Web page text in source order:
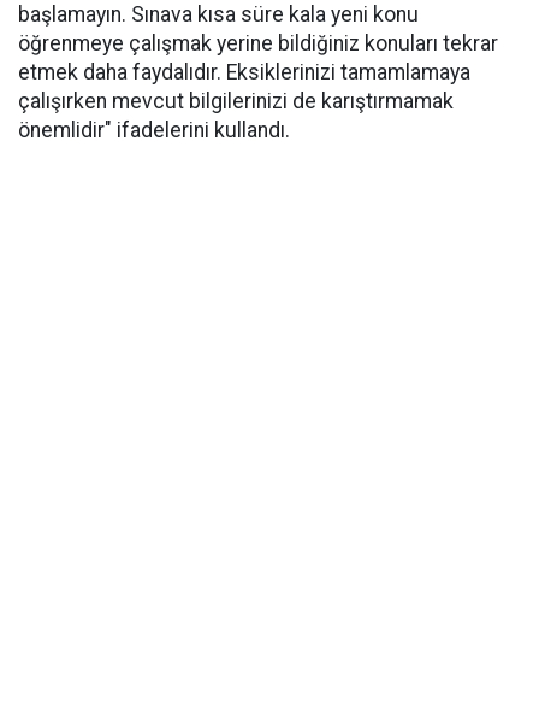
başlamayın. Sınava kısa süre kala yeni konu
öğrenmeye çalışmak yerine bildiğiniz konuları tekrar
etmek daha faydalıdır. Eksiklerinizi tamamlamaya
çalışırken mevcut bilgilerinizi de karıştırmamak
önemlidir" ifadelerini kullandı.